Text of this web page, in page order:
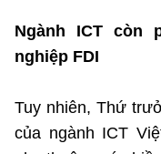
Ngành ICT còn
nghiệp FDI
Tuy nhiên, Thứ
của ngành ICT